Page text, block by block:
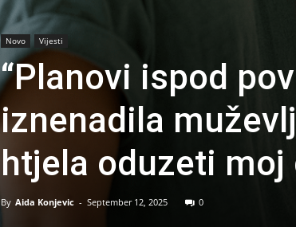
Novo Vijesti
“Planovi ispod
iznenadila
htjela oduzeti moj
By Aida Konjevic - September 12, 2025 0